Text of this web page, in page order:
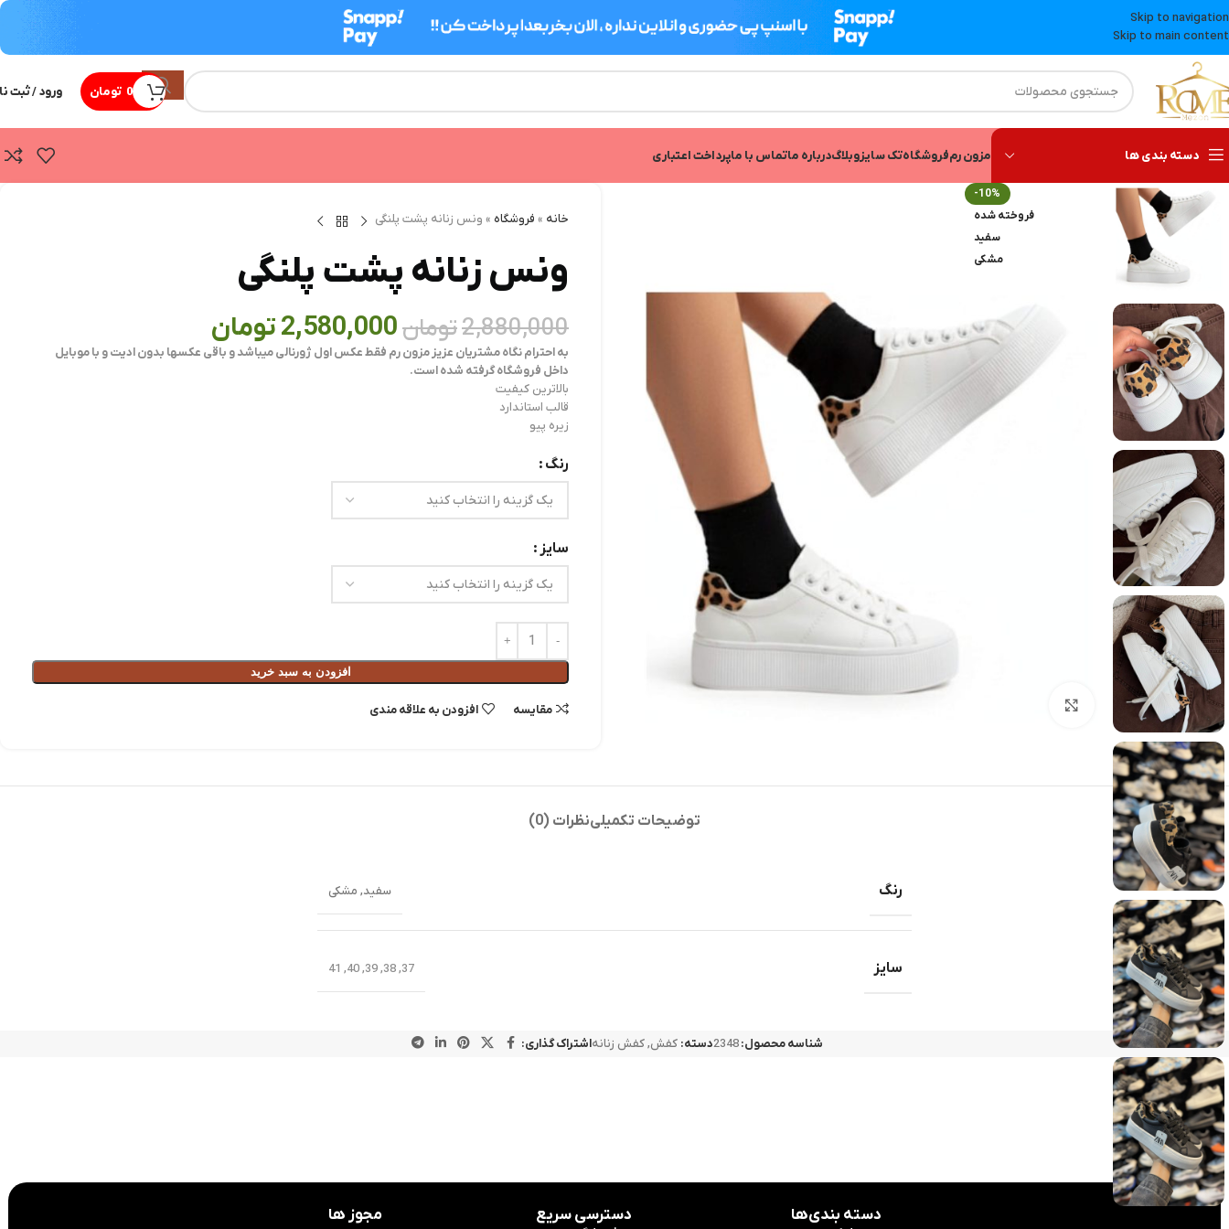
Skip to navigation
Skip to main content
0 تومان ورود / ثبت
دسته بندی ها مزون رمفروشگاهتک سایزوبلاگدرباره ماتماس با ماپرداخت اعتباری
-10%
فروخته شده
سفید
مشکی
خانه » فروشگاه » ونس زنانه پشت پلنگی
ونس زنانه پشت پلنگی
2,880,000تومان2,580,000تومان
به احترام نگاه مشتریان عزیز مزون رم فقط عکس اول ژورنالی میباشد و باقی عکسها بدون ادیت و با موبایل
داخل فروشگاه گرفته شده است.
بالاترین کیفیت
قالب استاندارد
زیره پیو
رنگ
سایز
افزودن به سبد خرید
مقايسه افزودن به علاقه مندی
توضیحات تکمیلینظرات (0)
رنگ سفید, مشکی
سایز 37
,
38
,
39
,
40
,
41
شناسه محصول:2348دسته: کفش,کفش زنانهاشتراک گذاری:
دسته بندی‌ها دسترسی سریع مجوز ها